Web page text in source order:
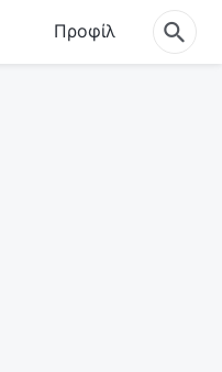
Προφίλ